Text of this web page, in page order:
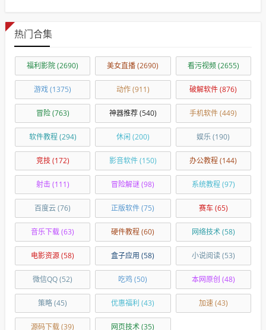
热门合集
福利影院(2690) 美女直播(2690) 看污视频(2655)
游戏(1375) 动作(911) 破解软件(876)
冒险(763) 神器推荐(540) 手机软件(449)
软件教程(294) 休闲 (200) 娱乐(190)
竞技(172) 影音软件(150) 办公教程(144)
射击(111) 冒险解谜(98) 系统教程(97)
百度云(76) 正版软件(75) 赛车(65)
音乐下载(63) 硬件教程(60) 网络技术(58)
电影资源(58) 盒子应用 (58) 小说阅读(53)
微信QQ(52) 吃鸡 (50) 本网原创 (48)
策略(45) 优惠福利 (43) 加速(43)
源码下载(39) 网页技术(35)